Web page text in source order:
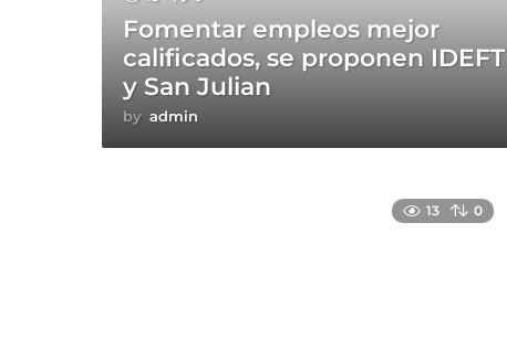
Fomentar empleos mejor
calificados, se proponen IDEFT
y San Julian
by admin
13 0